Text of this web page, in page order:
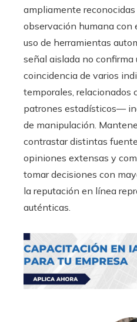
ampliamente
observación humana con
uso de herramientas
señal aislada no confirma
coincidencia de varios
temporales, relacionados
patrones estadísticos—
de manipulación.
contrastar distintas
opiniones extensas y
tomar decisiones con
la reputación en línea
auténticas.